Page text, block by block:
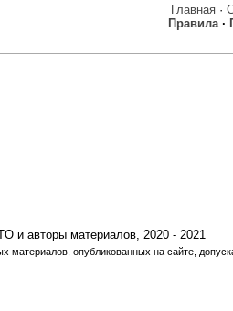
Главная·
Правила·
и авторы материалов, 2020 - 2021
материалов, опубликованных на сайте,